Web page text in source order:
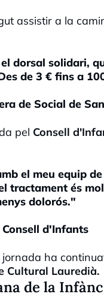
assistir a la
dorsal solidari,
de 3 € fins a
de Social de
pel Consell
el meu equip
tractament és
dolorós."
d'Infants
ha
Cultural Lauredià.
de la